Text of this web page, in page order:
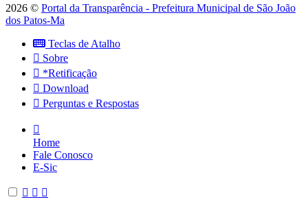
2026 © Portal da Transparência - Prefeitura Municipal de São João
dos Patos-Ma
Teclas de Atalho
Sobre
*Retificação
Download
Perguntas e Respostas
Home
Fale Conosco
E-Sic